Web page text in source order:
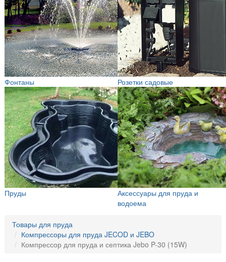
Фонтаны Розетки садовые
Пруды
Аксессуары для пруда и
водоема
Товары для пруда
Компрессоры для пруда JECOD и JEBO
Компрессор для пруда и септика Jebo P-30 (15W)